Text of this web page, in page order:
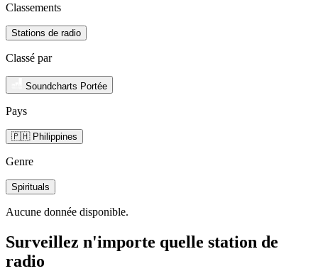
Classements
Stations de radio
Classé par
Soundcharts Portée
Pays
🇵🇭 Philippines
Genre
Spirituals
Aucune donnée disponible.
Surveillez n'importe quelle station de
radio